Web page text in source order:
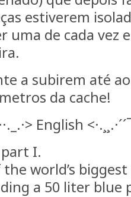
estiverem
uma de cada vez
a subirem até
da cache!
English
I.
world’s biggest
a 50 liter blue